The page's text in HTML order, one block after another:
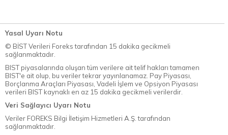
Yasal Uyarı Notu
© BİST Verileri Foreks tarafından 15 dakika gecikmeli
sağlanmaktadır.
BIST piyasalarında oluşan tüm verilere ait telif hakları tamamen
BIST'e ait olup, bu veriler tekrar yayınlanamaz. Pay Piyasası,
Borçlanma Araçları Piyasası, Vadeli İşlem ve Opsiyon Piyasası
verileri BIST kaynaklı en az 15 dakika gecikmeli verilerdir.
Veri Sağlayıcı Uyarı Notu
Veriler FOREKS Bilgi İletişim Hizmetleri A.Ş. tarafından
sağlanmaktadır.